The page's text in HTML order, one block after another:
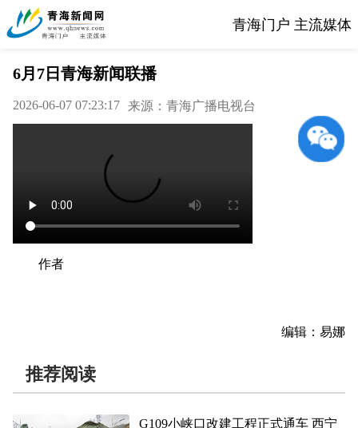
青海门户 主流媒体
6月7日青海新闻联播
2026-06-07 07:23:17 来源：青海广播电视台
作者
编辑：易娜
推荐阅读
G109小峡口改建工程正式通车 西宁